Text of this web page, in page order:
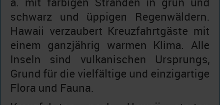
schwarz und üppigen Regenwäldern.
Hawaii verzaubert Kreuzfahrtgäste mit
einem ganzjährig warmen Klima. Alle
Inseln sind vulkanischen Ursprungs,
Grund für die vielfältige und einzigartige
Flora und Fauna.